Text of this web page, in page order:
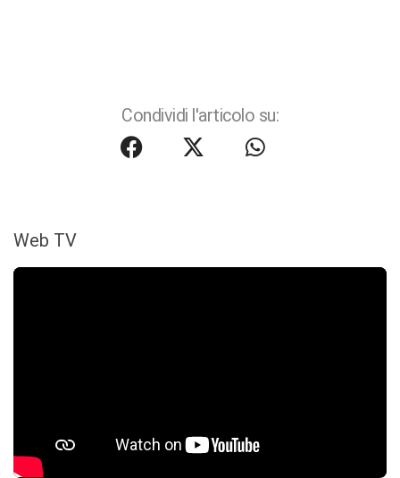
Condividi l'articolo su:
Web TV